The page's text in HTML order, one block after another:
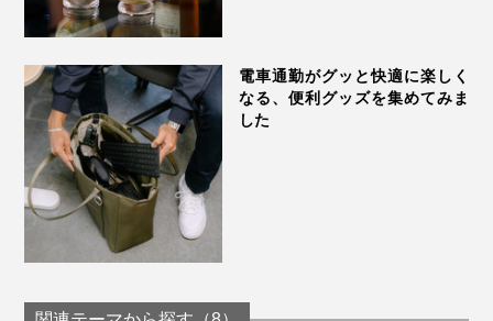
電車通勤がグッと快適に楽しく
なる、便利グッズを集めてみま
した